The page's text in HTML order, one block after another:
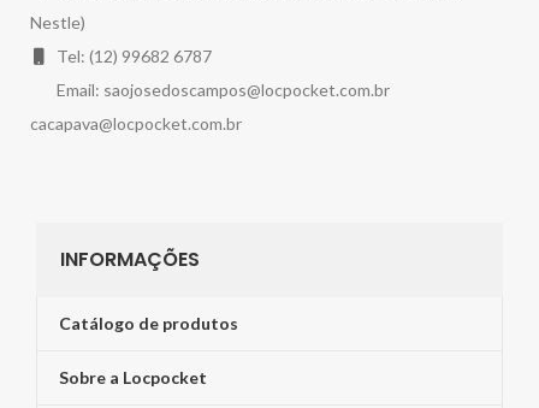
Nestle)
Tel: (12) 99682 6787
Email: saojosedoscampos@locpocket.com.br
cacapava@locpocket.com.br
INFORMAÇÕES
Catálogo de produtos
Sobre a Locpocket